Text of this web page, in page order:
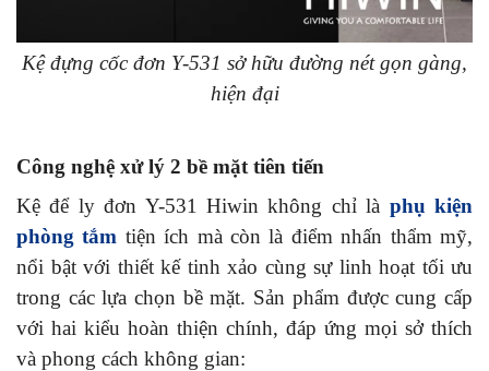
Kệ đựng cốc đơn Y-531 sở hữu đường nét gọn gàng,
hiện đại
Công nghệ xử lý 2 bề mặt tiên tiến
Kệ để ly đơn Y-531 Hiwin không chỉ là phụ kiện
phòng tắm tiện ích mà còn là điểm nhấn thẩm mỹ,
nổi bật với thiết kế tinh xảo cùng sự linh hoạt tối ưu
trong các lựa chọn bề mặt. Sản phẩm được cung cấp
với hai kiểu hoàn thiện chính, đáp ứng mọi sở thích
và phong cách không gian: